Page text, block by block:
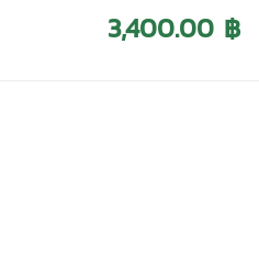
3,400.00 ฿